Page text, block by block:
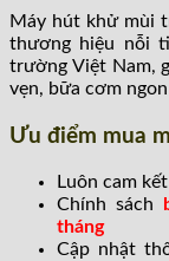
Máy hút khử mùi
thương hiệu nỗi
trường Việt Nam,
vẹn, bữa cơm
Ưu điểm mua
Luôn cam
Chính sách
tháng
Cập nhật